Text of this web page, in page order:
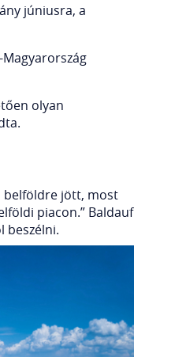
júniusra, a
olyan
belföldre jött, most
piacon.” Baldauf
beszélni.